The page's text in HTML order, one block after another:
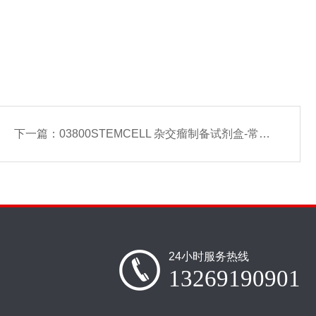
下一篇： 03800STEMCELL 杂交瘤制备试剂盒-常备现货
24小时服务热线
13269190901